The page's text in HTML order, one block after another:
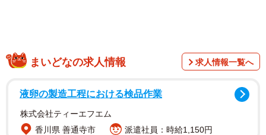
黒猫のビビちゃん
無事に産みたいと思ったのか、ビビちゃんは飼い主さんに
贈り物をし、絆を深めるようになりました。
まいどなの求人情報 求人情報一覧へ
液卵の製造工程における検品作業
株式会社ティーエフエム
香川県 善通寺市
派遣社員：時給1,150円